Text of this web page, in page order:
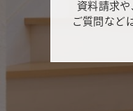
資料請求や
ご質問など